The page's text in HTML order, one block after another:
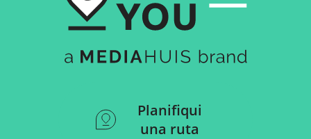
Planifiqui
una ruta